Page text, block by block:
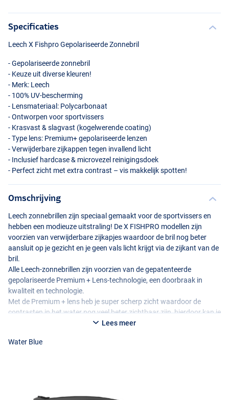
Black Grey
Specificaties
Leech X Fishpro Gepolariseerde Zonnebril
- Gepolariseerde zonnebril
- Keuze uit diverse kleuren!
- Merk: Leech
- 100% UV-bescherming
- Lensmateriaal: Polycarbonaat
- Ontworpen voor sportvissers
- Krasvast & slagvast (kogelwerende coating)
- Type lens: Premium+ gepolariseerde lenzen
- Verwijderbare zijkappen tegen invallend licht
- Inclusief hardcase & microvezel reinigingsdoek
- Perfect zicht met extra contrast – vis makkelijk spotten!
Omschrijving
Leech zonnebrillen zijn speciaal gemaakt voor de sportvissers en
hebben een modieuze uitstraling! De X FISHPRO modellen zijn
voorzien van verwijderbare zijkapjes waardoor de bril nog beter
aansluit op je gezicht en je geen vals licht krijgt via de zijkant van de
bril.
Alle Leech-zonnebrillen zijn voorzien van de gepatenteerde
gepolariseerde Premium + Lens-technologie, een doorbraak in
kwaliteit en technologie.
Met de Premium + lens heb je super scherp zicht waardoor de
contrasten in het water nog veel beter zichtbaar zijn, hierdoor kan je
de vis makkelijk spotten! Leech-zonnebrillen bieden ook 100%
kogelwerend en krasvaste harde coating voor een langere
Lees meer
Water Blue